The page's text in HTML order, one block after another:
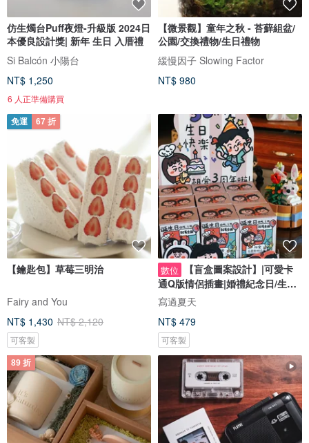
仿生燭台Puff夜燈-升級版 2024日
本優良設計獎| 新年 生日 入厝禮
Si Balcón 小陽台
NT$ 1,250
6 人正準備購買
【微景觀】童年之秋 - 苔蘚組盆/
公園/交換禮物/生日禮物
緩慢因子 Slowing Factor
NT$ 980
免運 67 折
【鑰匙包】草莓三明治
Fairy and You
NT$ 1,430 NT$ 2,120
可客製
數位
【盲盒圖案設計】|可愛卡
通Q版情侶插畫|婚禮紀念日/生日
禮物客製
寫過夏天
NT$ 479
可客製
89 折